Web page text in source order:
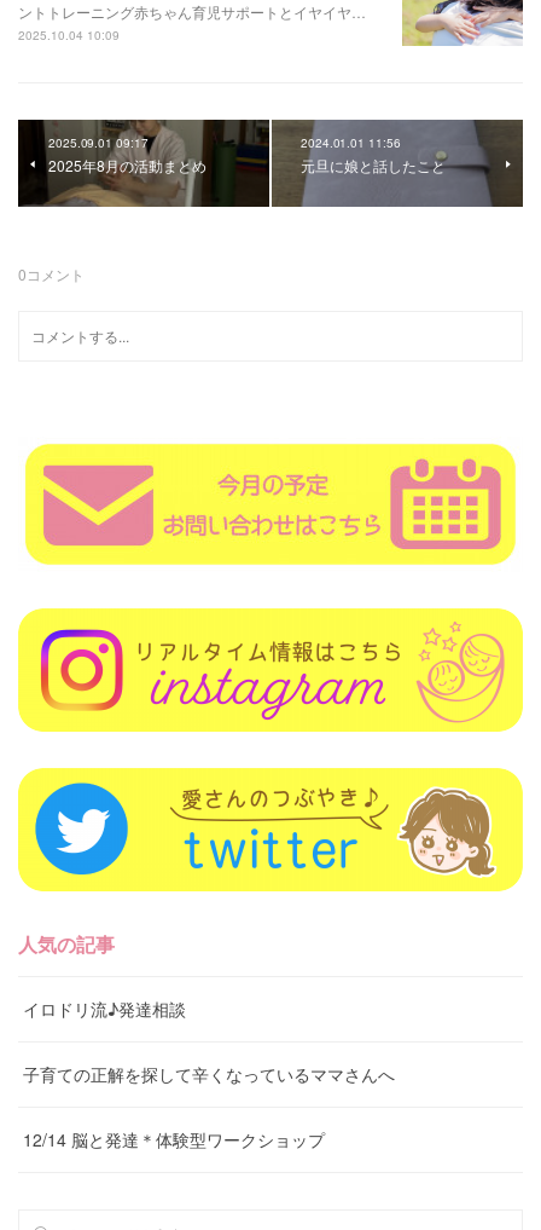
ントトレーニング赤ちゃん育児サポートとイヤイヤ…
2025.10.04 10:09
2025.09.01 09:17
2025年8月の活動まとめ
2024.01.01 11:56
元旦に娘と話したこと
0コメント
人気の記事
イロドリ流♪発達相談
子育ての正解を探して辛くなっているママさんへ
12/14 脳と発達＊体験型ワークショップ